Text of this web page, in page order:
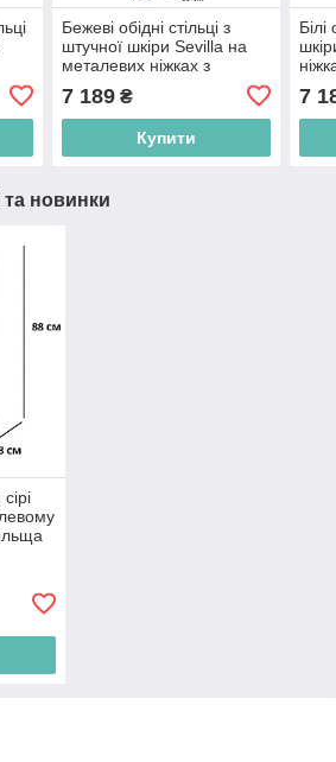
Бежеві обідні стільці з
штучної шкіри Sevilla на
металевих ніжках з
7 189₴
Купити
Білі
7
та новинки